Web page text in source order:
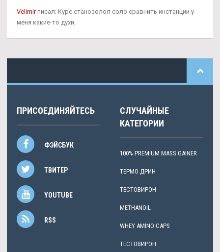
Velimirписал: Курс станозолол соло сравнить инстанции у
меня какие-то духи.
ПРИСОЕДИНЯЙТЕСЬ
ФЭЙСБУК
ТВИТЕР
YOUTUBE
RSS
СЛУЧАЙНЫЕ
КАТЕГОРИИ
100% PREMIUM MASS GAINER
ТЕРМО ДРИН
ТЕСТОВИРОН
METHANOIL
WHEY AMINO CAPS
ТЕСТОВИРОН